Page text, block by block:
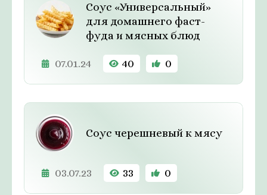
Соус «Универсальный»
для домашнего фаст-
фуда и мясных блюд
07.01.24 40 0
Соус черешневый к мясу
03.07.23 33 0